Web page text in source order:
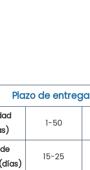
Plazo de entrega
1-50
15-25